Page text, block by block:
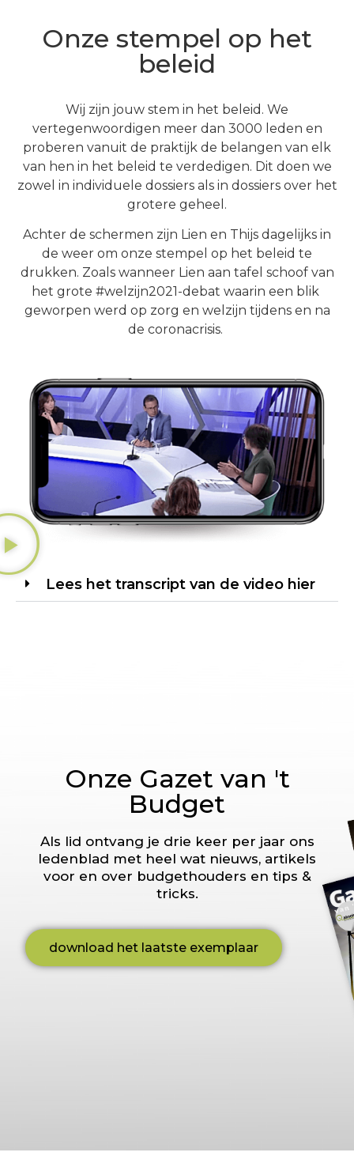
Onze stempel op het
beleid
Wij zijn jouw stem in het beleid. We
vertegenwoordigen meer dan 3000 leden en
proberen vanuit de praktijk de belangen van elk
van hen in het beleid te verdedigen. Dit doen we
zowel in individuele dossiers als in dossiers over het
grotere geheel.
Achter de schermen zijn Lien en Thijs dagelijks in
de weer om onze stempel op het beleid te
drukken. Zoals wanneer Lien aan tafel schoof van
het grote #welzijn2021-debat waarin een blik
geworpen werd op zorg en welzijn tijdens en na
de coronacrisis.
Lees het transcript van de video hier
Onze Gazet van 't
Budget
Als lid ontvang je drie keer per jaar ons
ledenblad met heel wat nieuws, artikels
voor en over budgethouders en tips &
tricks.
download het laatste exemplaar